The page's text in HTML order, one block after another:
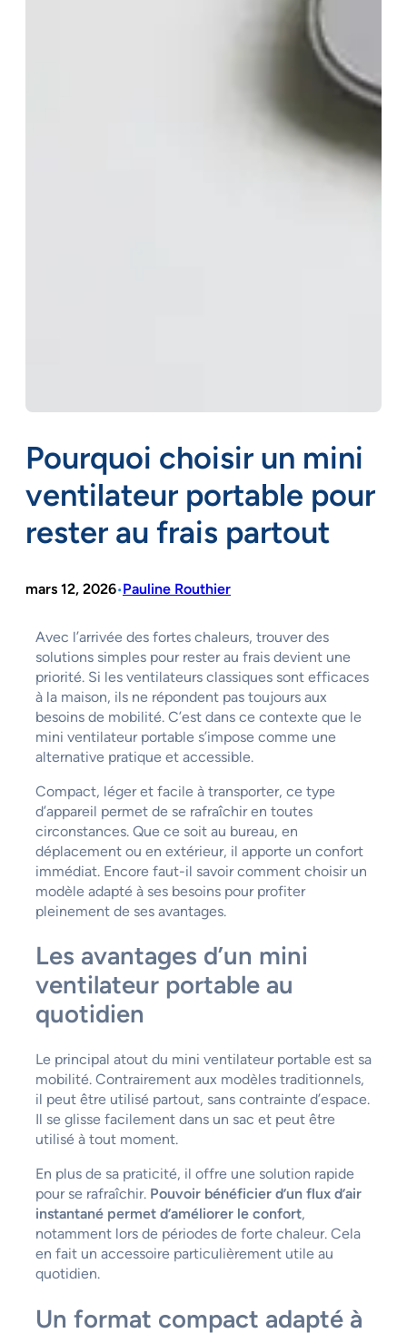
Pourquoi choisir un mini
ventilateur portable pour
rester au frais partout
mars 12, 2026•Pauline Routhier
Avec l’arrivée des fortes chaleurs, trouver des
solutions simples pour rester au frais devient une
priorité. Si les ventilateurs classiques sont efficaces
à la maison, ils ne répondent pas toujours aux
besoins de mobilité. C’est dans ce contexte que le
mini ventilateur portable s’impose comme une
alternative pratique et accessible.
Compact, léger et facile à transporter, ce type
d’appareil permet de se rafraîchir en toutes
circonstances. Que ce soit au bureau, en
déplacement ou en extérieur, il apporte un confort
immédiat. Encore faut-il savoir comment choisir un
modèle adapté à ses besoins pour profiter
pleinement de ses avantages.
Les avantages d’un mini
ventilateur portable au
quotidien
Le principal atout du mini ventilateur portable est sa
mobilité. Contrairement aux modèles traditionnels,
il peut être utilisé partout, sans contrainte d’espace.
Il se glisse facilement dans un sac et peut être
utilisé à tout moment.
En plus de sa praticité, il offre une solution rapide
pour se rafraîchir. Pouvoir bénéficier d’un flux d’air
instantané permet d’améliorer le confort,
notamment lors de périodes de forte chaleur. Cela
en fait un accessoire particulièrement utile au
quotidien.
Un format compact adapté à